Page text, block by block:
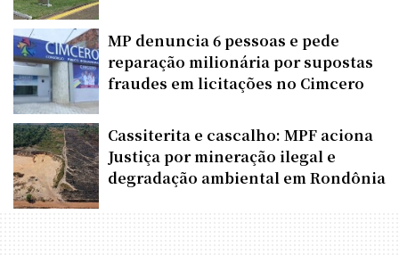
MP denuncia 6 pessoas e pede
reparação milionária por supostas
fraudes em licitações no Cimcero
Cassiterita e cascalho: MPF aciona
Justiça por mineração ilegal e
degradação ambiental em Rondônia